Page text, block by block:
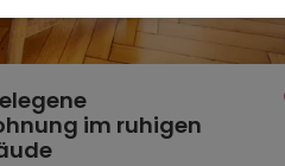
im ruhigen